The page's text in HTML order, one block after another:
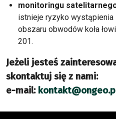
monitoringu
istnieje ryzyko wystąpienia
obszaru obwodów koła
201.
Jeżeli jesteś
skontaktuj się z nami:
e-mail: